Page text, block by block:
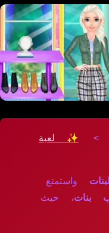
>
✨ لعبة
واستمتع
بنات، حيث